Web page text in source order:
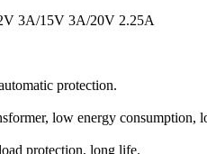
3A/15V 3A/20V 2.25A
protection.
low energy consumption,
protection, long life.